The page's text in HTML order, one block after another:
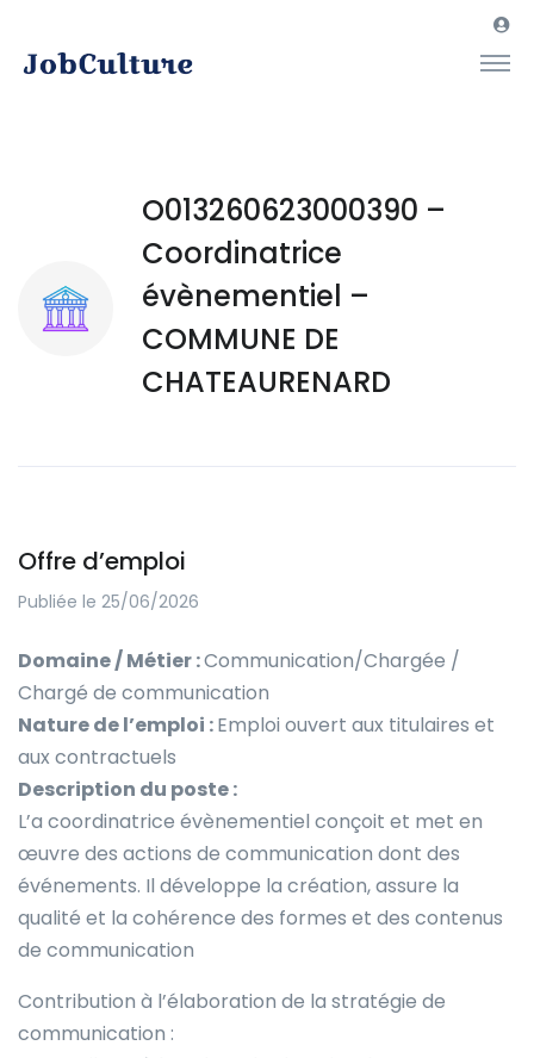
O013260623000390 –
Coordinatrice
évènementiel –
COMMUNE DE
CHATEAURENARD
Offre d’emploi
Publiée le 25/06/2026
Domaine / Métier :Communication/Chargée /
Chargé de communication
Nature de l’emploi :Emploi ouvert aux titulaires et
aux contractuels
Description du poste :
L’a coordinatrice évènementiel conçoit et met en
œuvre des actions de communication dont des
événements. Il développe la création, assure la
qualité et la cohérence des formes et des contenus
de communication
Contribution à l’élaboration de la stratégie de
communication :